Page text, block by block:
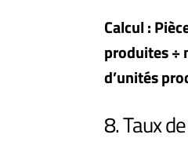
Calcul :
produites ÷
d’unités
8. Taux